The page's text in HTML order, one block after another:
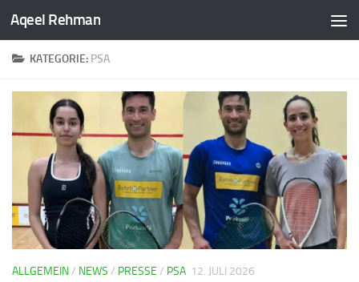
Aqeel Rehman
KATEGORIE: PSA
ALLGEMEIN/ NEWS / PRESSE / PSA 12. JULI 2026